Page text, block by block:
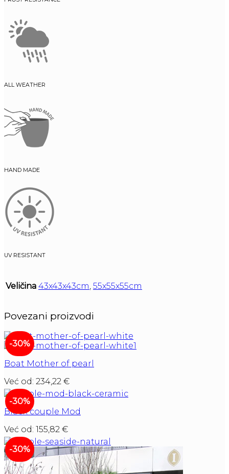
ALL WEATHER
HAND MADE
UV RESISTANT
Veličina 43x43x43cm, 55x55x55cm
Povezani proizvodi
-30%
Boat Mother of pearl
Već od: 234,22 €
-30%
Black couple Mod
Već od: 155,82 €
-30%